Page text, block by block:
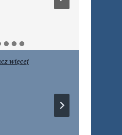
więcej